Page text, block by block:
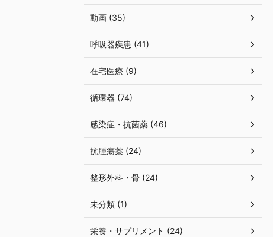
動画 (35)
呼吸器疾患 (41)
在宅医療 (9)
循環器 (74)
感染症・抗菌薬 (46)
抗腫瘍薬 (24)
整形外科・骨 (24)
未分類 (1)
栄養・サプリメント (24)